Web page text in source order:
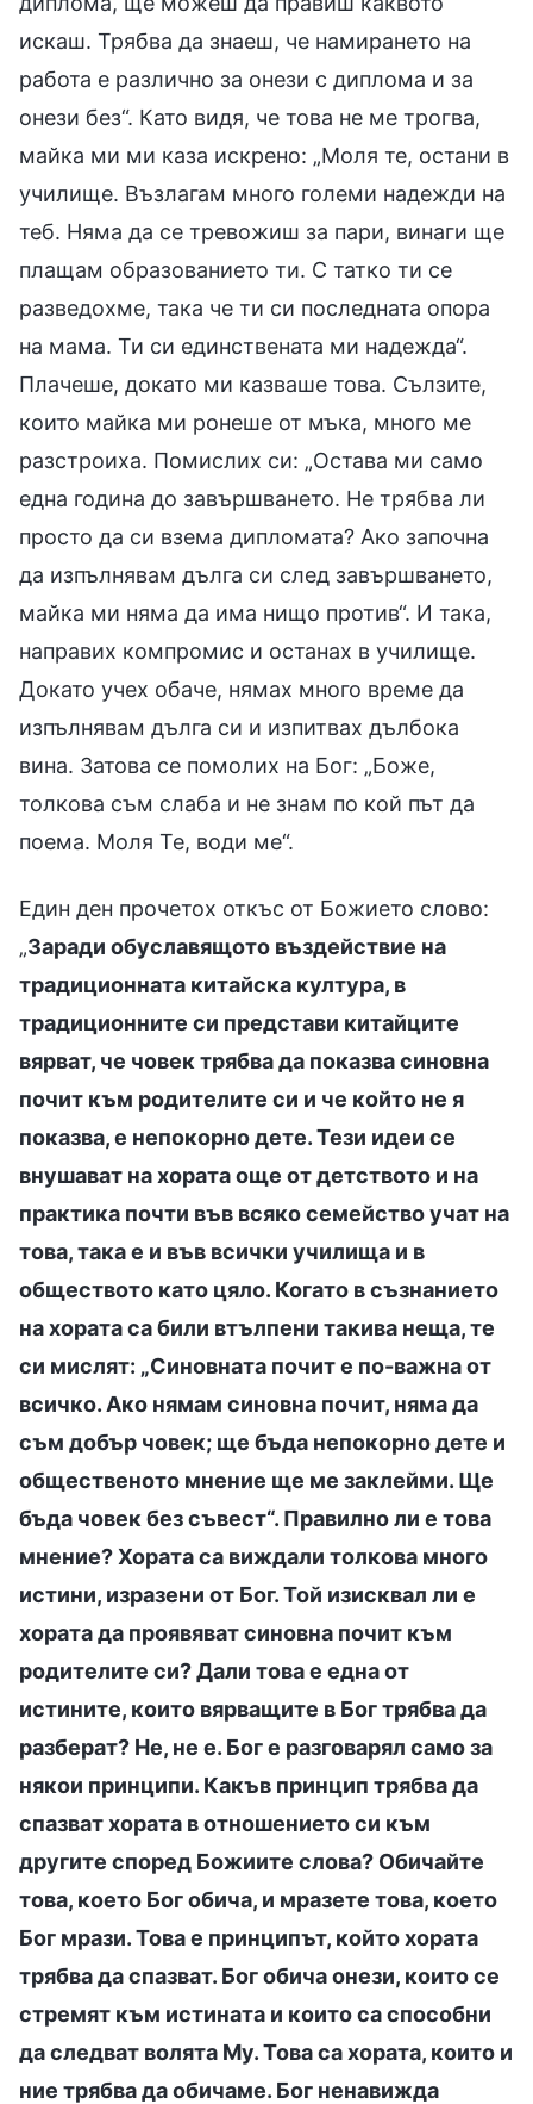
искаш. Трябва да знаеш, че намирането на
работа е различно за онези с диплома и за
онези без“. Като видя, че това не ме трогва,
майка ми ми каза искрено: „Моля те, остани в
училище. Възлагам много големи надежди на
теб. Няма да се тревожиш за пари, винаги ще
плащам образованието ти. С татко ти се
разведохме, така че ти си последната опора
на мама. Ти си единствената ми надежда“.
Плачеше, докато ми казваше това. Сълзите,
които майка ми ронеше от мъка, много ме
разстроиха. Помислих си: „Остава ми само
една година до завършването. Не трябва ли
просто да си взема дипломата? Ако започна
да изпълнявам дълга си след завършването,
майка ми няма да има нищо против“. И така,
направих компромис и останах в училище.
Докато учех обаче, нямах много време да
изпълнявам дълга си и изпитвах дълбока
вина. Затова се помолих на Бог: „Боже,
толкова съм слаба и не знам по кой път да
поема. Моля Те, води ме“.
Един ден прочетох откъс от Божието слово:
„Заради обуславящото въздействие на
традиционната китайска култура, в
традиционните си представи китайците
вярват, че човек трябва да показва синовна
почит към родителите си и че който не я
показва, е непокорно дете. Тези идеи се
внушават на хората още от детството и на
практика почти във всяко семейство учат на
това, така е и във всички училища и в
обществото като цяло. Когато в съзнанието
на хората са били втълпени такива неща, те
си мислят: „Синовната почит е по-важна от
всичко. Ако нямам синовна почит, няма да
съм добър човек; ще бъда непокорно дете и
общественото мнение ще ме заклейми. Ще
бъда човек без съвест“. Правилно ли е това
мнение? Хората са виждали толкова много
истини, изразени от Бог. Той изисквал ли е
хората да проявяват синовна почит към
родителите си? Дали това е една от
истините, които вярващите в Бог трябва да
разберат? Не, не е. Бог е разговарял само за
някои принципи. Какъв принцип трябва да
спазват хората в отношението си към
другите според Божиите слова? Обичайте
това, което Бог обича, и мразете това, което
Бог мрази. Това е принципът, който хората
трябва да спазват. Бог обича онези, които се
стремят към истината и които са способни
да следват волята Му. Това са хората, които и
ние трябва да обичаме. Бог ненавижда